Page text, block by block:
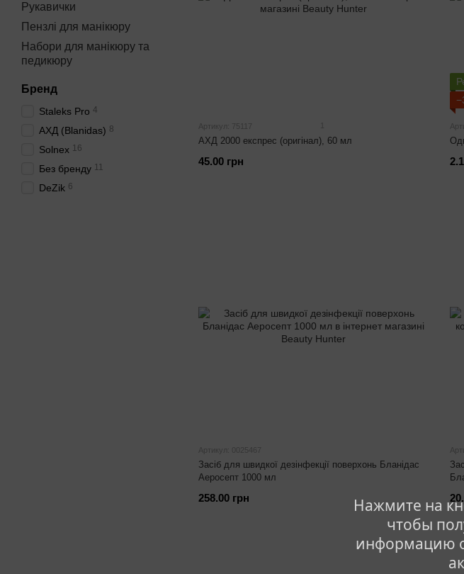
Нажмите на
чтобы
информацию
Артикул: 75117
АХД 2000 експрес (оригінал), 60 мл
45.00 грн
Артикул: 0025467
Засіб для швидкої дезінфекції поверхонь Бланідас
Аеросепт 1000 мл
258.00 грн
Рукавички
Пензлі для манікюру
Набори для манікюру та
педикюру
Бренд
Staleks Pro 4
АХД (Blanidas) 8
Solnex 16
Без бренду 11
DeZik 6